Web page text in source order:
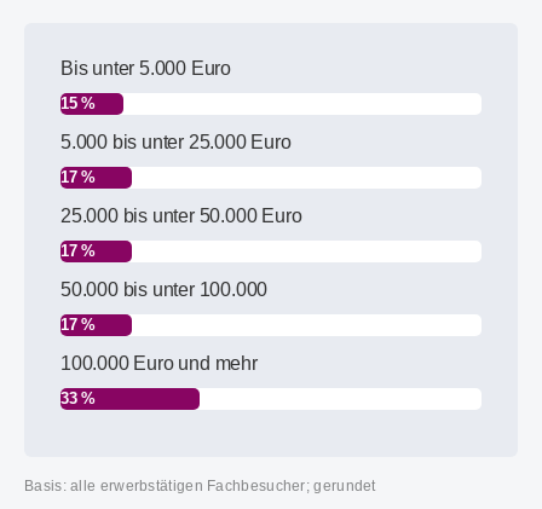
Bis unter 5.000 Euro
15 %
5.000 bis unter 25.000 Euro
17 %
25.000 bis unter 50.000 Euro
17 %
50.000 bis unter 100.000
17 %
100.000 Euro und mehr
33 %
Basis: alle erwerbstätigen Fachbesucher; gerundet